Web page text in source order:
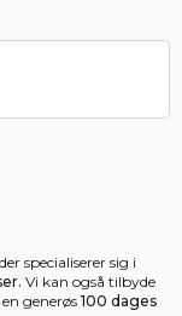
specialiserer sig i
Vi kan også tilbyde
generøs 100 dages